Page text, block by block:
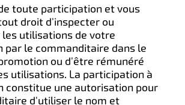
toute participation et vous
droit d'inspecter ou
utilisations de votre
par le commanditaire dans le
ou d'être rémunéré
utilisations. La participation à
constitue une autorisation pour
d'utiliser le nom et